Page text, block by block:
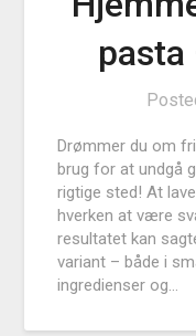
Drømmer du om
brug for at undgå
rigtige sted! At
hverken at være
resultatet kan
variant – både i
ingredienser og…